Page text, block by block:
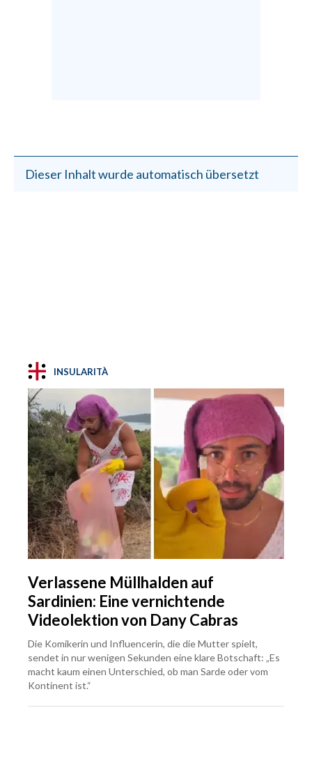
Dieser Inhalt wurde automatisch übersetzt
INSULARITÀ
Verlassene Müllhalden auf
Sardinien: Eine vernichtende
Videolektion von Dany Cabras
Die Komikerin und Influencerin, die die Mutter spielt,
sendet in nur wenigen Sekunden eine klare Botschaft: „Es
macht kaum einen Unterschied, ob man Sarde oder vom
Kontinent ist.“